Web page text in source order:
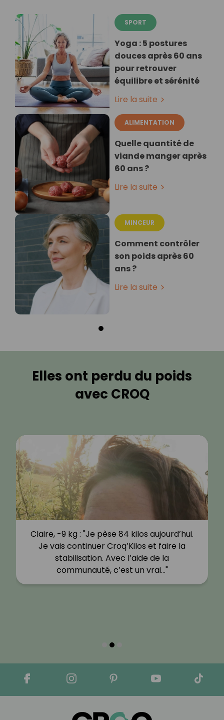
SPORT
Yoga : 5 postures
douces après 60 ans
pour retrouver
équilibre et sérénité
Lire la suite
ALIMENTATION
Quelle quantité de
viande manger après
60 ans ?
Lire la suite
MINCEUR
Comment contrôler
son poids après 60
ans ?
Lire la suite
Elles ont perdu du poids
avec CROQ
Claire, -9 kg : "Je pèse 84 kilos aujourd’hui.
Je vais continuer Croq’Kilos et faire la
stabilisation. Avec l’aide de la
communauté, c’est un vrai…"